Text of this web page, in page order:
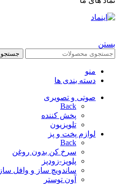
بستن
جستجو
منو
دسته بندی ها
صوتی و تصویری
Back
پخش کننده
تلویزیون
لوازم پخت و پز
Back
سرخ کن بدون روغن
پلوپز-زودپز
ساندویچ ساز و وافل ساز
آون توستر